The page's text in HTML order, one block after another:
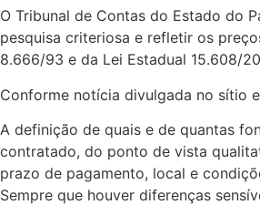
O Tribunal de Contas do Estado do
pesquisa criteriosa e refletir os
8.666/93 e da Lei Estadual 15.608/
Conforme notícia divulgada no sítio
A definição de quais e de quantas
contratado, do ponto de vista
prazo de pagamento, local e
Sempre que houver diferenças